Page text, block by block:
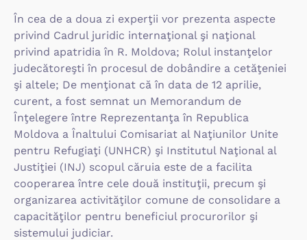
În cea de a doua zi experţii vor prezenta aspecte
privind Cadrul juridic internaţional şi naţional
privind apatridia în R. Moldova; Rolul instanţelor
judecătoreşti în procesul de dobândire a cetăţeniei
şi altele; De menţionat că în data de 12 aprilie,
curent, a fost semnat un Memorandum de
Înţelegere între Reprezentanţa în Republica
Moldova a Înaltului Comisariat al Naţiunilor Unite
pentru Refugiaţi (UNHCR) şi Institutul Naţional al
Justiţiei (INJ) scopul căruia este de a facilita
cooperarea între cele două instituţii, precum şi
organizarea activităţilor comune de consolidare a
capacităţilor pentru beneficiul procurorilor şi
sistemului judiciar.